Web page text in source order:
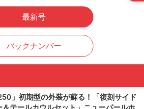
最新号
バックナンバー
」初期型の外装が蘇る！「復刻サイド